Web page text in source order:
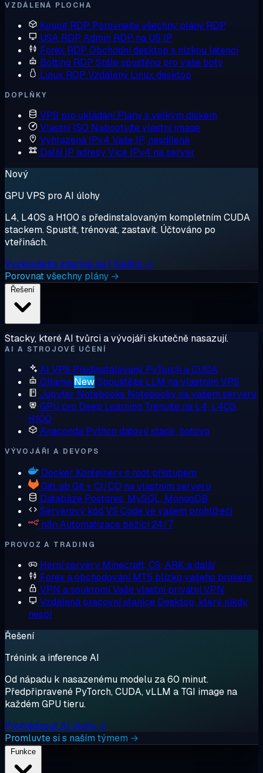
VZDÁLENÁ PLOCHA
Koupit RDP Porovnejte všechny plány RDP
USA RDP Admin RDP na US IP
Forex RDP Obchodní desktop s nízkou latencí
Botting RDP Stále spuštěno pro vaše boty
Linux RDP Vzdálený Linux desktop
DOPLŇKY
VPS pro ukládání Plány s velkým diskem
Vlastní ISO Nabootujte vlastní image
Vyhrazená IPv4 Vaše IP, nesdílená
Další IP adresyVíce IPv4 na server
Nový
GPU VPS pro AI úlohy
L4, L40S a H100 s předinstalovaným kompletním CUDA
stackem. Spustit, trénovat, zastavit. Účtováno po
vteřinách.
Vyzkoušejte zdarma na 1 hodinu →
Porovnat všechny plány →
Stacky, které AI tvůrci a vývojáři skutečně nasazují.
AI A STROJOVÉ UČENÍ
AI VPS Předinstalovaný PyTorch a CUDA
Ollama NewSpouštějte LLM na vlastním VPS
Jupyter Notebooks Notebooky na vašem serveru
GPU pro Deep Learning Trénujte na L4, L40S,
H100
Anaconda Python datový stack, hotovo
VÝVOJÁŘI A DEVOPS
Docker Kontejnery s root přístupem
GitLab Git + CI/CD na vlastním serveru
Databáze Postgres, MySQL, MongoDB
Serverový kód VS Code ve vašem prohlížeči
n8n Automatizace běžící 24/7
PROVOZ A TRADING
Herní servery Minecraft, CS, ARK a další
Forex a obchodování MT5 blízko vašeho brokera
VPN a soukromíVaše vlastní privátní VPN
Vzdálená pracovní stanice Desktop, který nikdy
nespí
Řešení
Trénink a inference AI
Od nápadu k nasazenému modelu za 60 minut.
Předpřipravené PyTorch, CUDA, vLLM a TGI image na
každém GPU tieru.
Prohlédnout AI úlohy →
Promluvte si s naším týmem →